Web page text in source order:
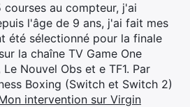
au compteur, j'ai
l'âge de 9 ans, j'ai fait mes
été sélectionné pour la finale
la chaîne TV Game One
Nouvel Obs et e TF1. Par
Boxing (Switch et Switch 2)
intervention sur Virgin